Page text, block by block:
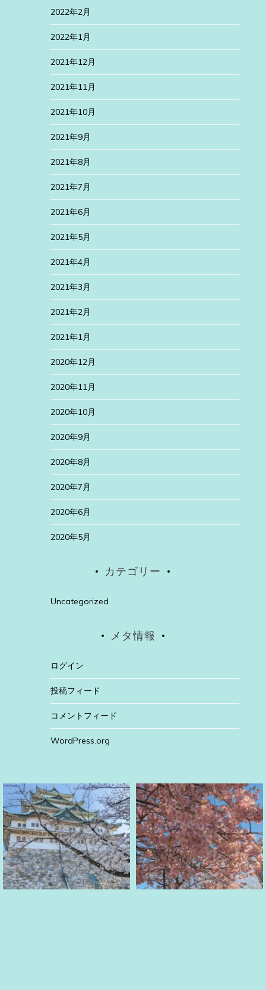
2022年2月
2022年1月
2021年12月
2021年11月
2021年10月
2021年9月
2021年8月
2021年7月
2021年6月
2021年5月
2021年4月
2021年3月
2021年2月
2021年1月
2020年12月
2020年11月
2020年10月
2020年9月
2020年8月
2020年7月
2020年6月
2020年5月
カテゴリー
Uncategorized
メタ情報
ログイン
投稿フィード
コメントフィード
WordPress.org